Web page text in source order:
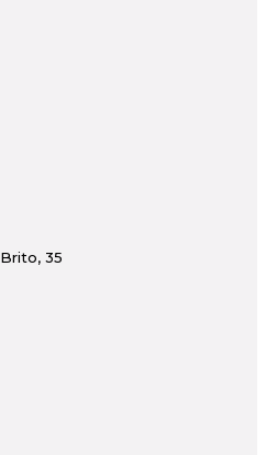
35